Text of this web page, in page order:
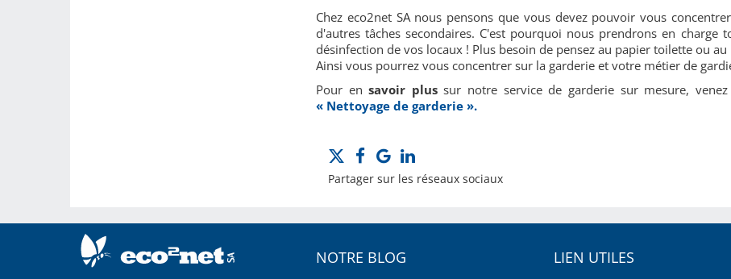
Chez eco2net SA nous pensons que vous devez pouvoir vous
d'autres tâches secondaires. C'est pourquoi nous prendrons en
désinfection de vos locaux ! Plus besoin de pensez au papier toilette ou
Ainsi vous pourrez vous concentrer sur la garderie et votre métier de
Pour ensavoir plussur notre service de garderie sur mesure,
« Nettoyage de garderie ».
Partager sur les réseaux sociaux
NOTRE BLOG LIEN UTILES